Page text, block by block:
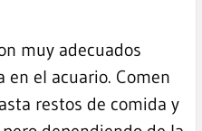
muy adecuados
el acuario. Comen
restos de comida y